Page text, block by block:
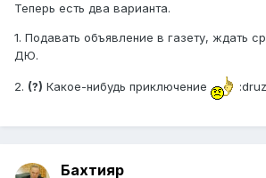
Теперь есть два варианта.
1. Подавать объявление в газету, ждать
ДЮ.
2. (?) Какое-нибудь приключение
Бахтияр